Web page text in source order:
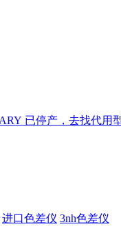
进口色差仪 3nh色差仪